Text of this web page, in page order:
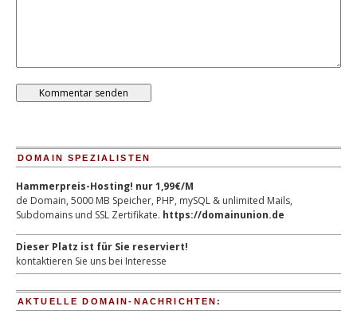
DOMAIN SPEZIALISTEN
Hammerpreis-Hosting! nur 1,99€/M
de Domain, 5000 MB Speicher, PHP, mySQL & unlimited Mails,
Subdomains und SSL Zertifikate. https://domainunion.de
Dieser Platz ist für Sie reserviert!
kontaktieren Sie uns bei Interesse
AKTUELLE DOMAIN-NACHRICHTEN: